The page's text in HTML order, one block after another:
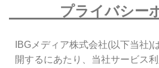
プライバシー
IBGメディア株式会社(以下当社)
開するにあたり、当社サービス